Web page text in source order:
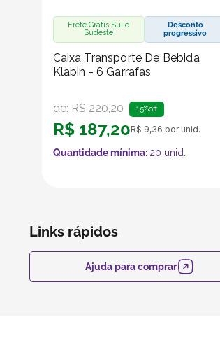
Frete Grátis Sul e
Sudeste
Desconto
progressivo
Caixa Transporte De Bebida
Klabin - 6 Garrafas
de:R$ 220,20 15%off
R$ 187,20R$ 9,36 por unid.
Quantidade mínima: 20 unid.
Links rápidos
Ajuda para comprar